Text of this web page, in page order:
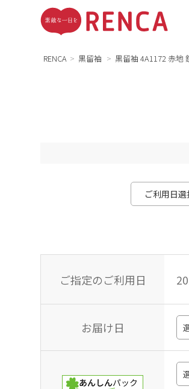
RENCA 黒留袖 黒留袖 4A1172 赤地
ご利用日選
ご指定のご利用日
お届け日